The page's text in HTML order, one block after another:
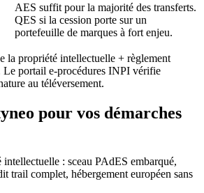
AES suffit pour la majorité des transferts.
QES si la cession porte sur un
portefeuille de marques à fort enjeu.
la propriété intellectuelle + règlement
portail e-procédures INPI vérifie
au téléversement.
pour vos démarches
: sceau PAdES embarqué,
trail complet, hébergement européen sans